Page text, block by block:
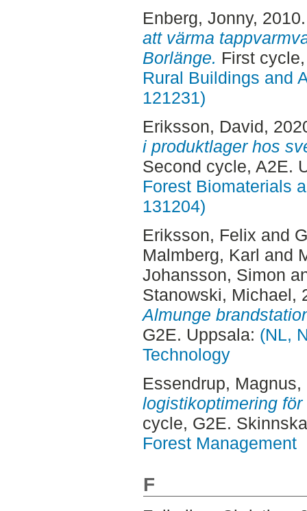
Enberg, Jonny,
att värma
Borlänge. First
Rural Buildings and
121231)
Eriksson, David,
i produktlager hos
Second cycle, A2E.
Forest Biomaterials
131204)
Eriksson, Felix and
Malmberg, Karl and
Johansson, Simon
Stanowski, Michael,
Almunge
G2E. Uppsala: (NL,
Technology
Essendrup, Magnus,
logistikoptimering
cycle, G2E.
Forest Management
F